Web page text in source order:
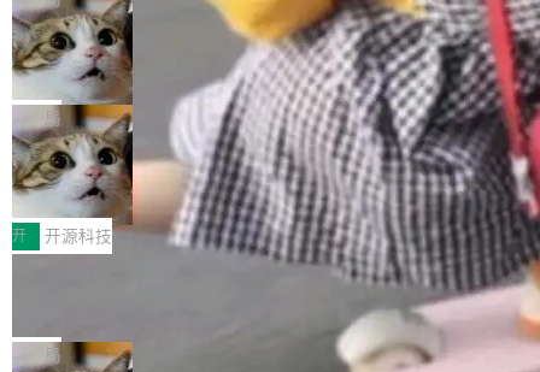
现实 过去两年，CIO们的焦虑清单上多了两项：
一是如何让大模型和智能体应用安全地从PoC走
向生产，二是如何让测试团队跟得上AI应用...
设置，如果用布尔值 + 可空字段来表示——bool
ean 表示是否可切换，nullable 的默认模式、浅
色方案、深色方案——会产生大量无意义的组
合。方案缺了、配置冲突了、全 null 了。要知道
哪些组合有效，作者说，你得靠"文档、校验、或
者部落知识"。 换个写法。Rust 的 enum，两个
变体：Switchable...
个"AI 知识库 + 聊天机器人"——每个大厂都在
做，没什么新鲜的。 但 Kenton Varda 在 Twitte
r 上把事情说清楚了： 今天我们发布了 Cloudfla
re OS，一个带连接器的聊天机器人，跟其他所
有科技公司做的一样。只不过，实际上它不一
样。这是 Sandstorm.io 的重制版，我十年前的
那个创业公司。不同的是，这次它构建在 Cloudf
lare Workers 上——我花了九年时间搭建的平台
——并且深度集成了 AI。这基本上是我十年秘密
Deno 团队开源 Celld，可自托管的分
布式 Durable Objects
Ryan Dahl 领导的 Deno 团队推出了最新开源项
目 Celld，一个能在自己机器上运行 Cloudflare
Workers 和 Durable Objects 的守护进程。 设
计思路很直接：每个对象是一个独立的 SQLite
数据库，按名称寻址，复制到你自己的 S3 兼容
存储库里。节点之间只通过这个存储库协调——
没有控制平面，没有共识协议。每个对象自带一
个小型数据库，应用天然按分片构建，单个数据
库的竞争和爆炸半径问题在设计层面就被消除
了。 闲置的 cell 会休眠到几乎不占资源。当 cel
局
鲁大师7月新机性能/流畅/AI榜：vivo夺
性能、流畅双第一，三星Galaxy Z系列
新折叠缺席
2026年7月的手机市场，由于存储等硬件成本暴
增，手机厂商的日子也不好过啊，新机速度明显
放缓，因此硝烟味淡了许多。新机参数规格除开
高价的三星折叠（三星Galaxy Z Fold8 Ultra / Z
Fold8 / Z Flip8）外，其余要么是中低端机器，
例如iQOO Z11i、REDMI Note 17、REDMI No
开 开源科技
Zed 编辑器团队发布了新项目——DeltaDB，一
个在 git commit 之间记录每一次编辑操作的版
局